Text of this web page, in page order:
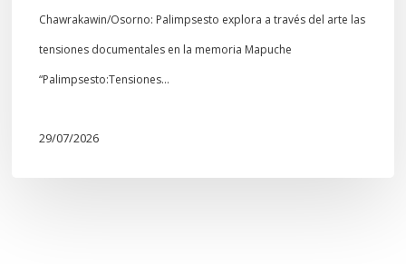
Chawrakawin/Osorno: Palimpsesto explora a través del arte las
tensiones documentales en la memoria Mapuche
“Palimpsesto:Tensiones…
29/07/2026